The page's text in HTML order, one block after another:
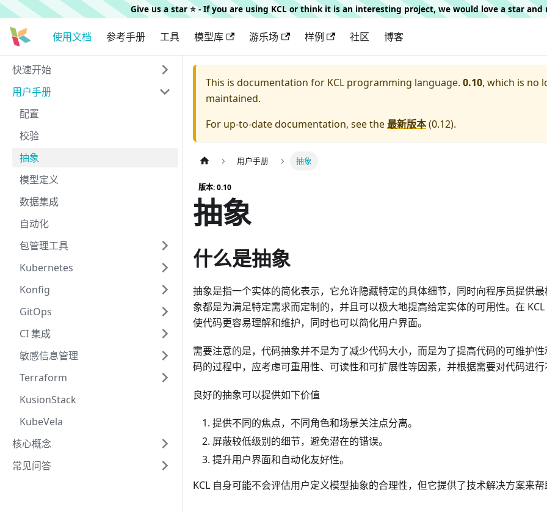
Give us a star ⭐️ - If you are using KCL or think it is an interesting project, we would love a star
使用文档 参考手册 工具 模型库 游乐场 样例 社区 博客
快速开始
用户手册
配置
校验
抽象
模型定义
数据集成
自动化
包管理工具
Kubernetes
Konfig
GitOps
CI 集成
敏感信息管理
Terraform
KusionStack
KubeVela
核心概念
常见问答
This is documentation for KCL programming language. 0.10, which is no
maintained.
For up-to-date documentation, see the最新版本(0.12).
用户手册 抽象
版本: 0.10
抽象
什么是抽象
抽象是指一个实体的简化表示，它允许隐藏特定的具体细节，同时向程序员提供
象都是为满足特定需求而定制的，并且可以极大地提高给定实体的可用性。在
使代码更容易理解和维护，同时也可以简化用户界面。
需要注意的是，代码抽象并不是为了减少代码大小，而是为了提高代码的可维护
码的过程中，应考虑可重用性、可读性和可扩展性等因素，并根据需要对代码进
良好的抽象可以提供如下价值
提供不同的焦点，不同角色和场景关注点分离。
屏蔽较低级别的细节，避免潜在的错误。
提升用户界面和自动化友好性。
KCL 自身可能不会评估用户定义模型抽象的合理性，但它提供了技术解决方案来